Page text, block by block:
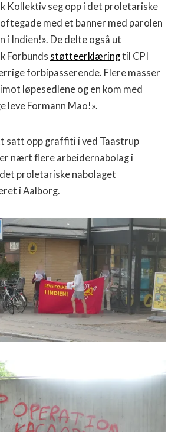
Kollektiv seg opp i det proletariske
med et banner med parolen
i Indien!». De delte også ut
Forbunds støtteerklæringtil CPI
forbipasserende. Flere masser
løpesedlene og en kom med
leve Formann Mao!».
satt opp graffiti i ved Taastrup
nært flere arbeidernabolag i
proletariske nabolaget
i Aalborg.